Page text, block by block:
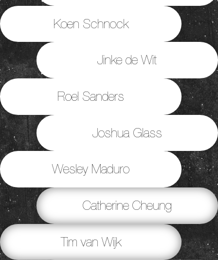
Koen Schnock
Jinke de Wit
Roel Sanders
Joshua Glass
Wesley Maduro
Catherine Cheung
Tim van Wijk